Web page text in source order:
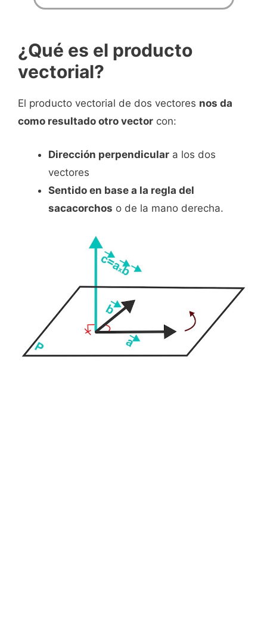
¿Qué es el producto
vectorial?
El producto vectorial de dos vectores nos da
como resultado otro vector con:
Dirección perpendicular a los dos
vectores
Sentido en base a la regla del
sacacorchos o de la mano derecha.